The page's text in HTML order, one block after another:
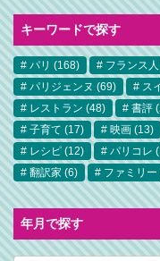
キーワードで探す
パリ (168) フランス人
パリジェンヌ (69) ス
レストラン (48) 書評
子育て (17) 映画 (13)
レシピ (12) パリコレ
翻訳家 (6) ファミリー
年月で探す
ア